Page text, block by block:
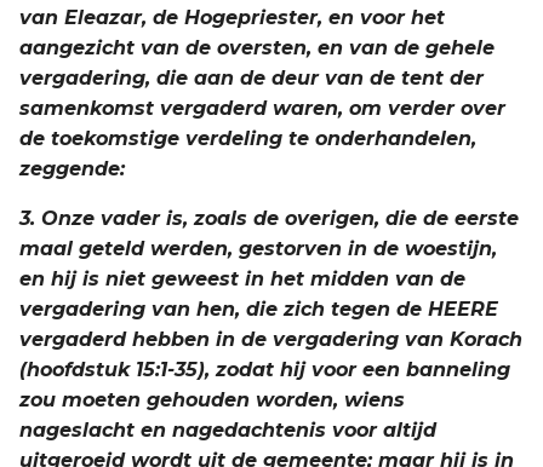
Hebreeën
Jakobus
1 Petrus
2 Petrus
1 Johannes
2 Johannes
3 Johannes
Judas
van Eleazar, de Hogepriester, en voor het
aangezicht van de oversten, en van de gehele
vergadering, die aan de deur van de tent der
samenkomst vergaderd waren, om verder over
de toekomstige verdeling te onderhandelen,
zeggende:
3. Onze vader is, zoals de overigen, die de eerste
maal geteld werden, gestorven in de woestijn,
en hij is niet geweest in het midden van de
vergadering van hen, die zich tegen de HEERE
vergaderd hebben in de vergadering van Korach
(hoofdstuk 15:1-35), zodat hij voor een banneling
zou moeten gehouden worden, wiens
nageslacht en nagedachtenis voor altijd
uitgeroeid wordt uit de gemeente; maar hij is in